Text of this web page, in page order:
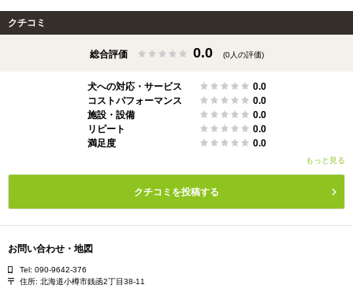
クチコミ
総合評価 0.0 (0人の評価)
犬への対応・サービス
0.0
コストパフォーマンス
0.0
施設・設備
0.0
リピート
0.0
満足度
0.0
もっと見る
クチコミを投稿する
お問い合わせ・地図
Tel: 090-9642-376
住所: 北海道小樽市銭函2丁目38-11